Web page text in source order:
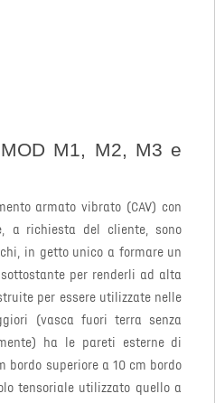
M1, M2, M3 e
armato vibrato (CAV) con
a richiesta del cliente, sono
in getto unico a formare un
per renderli ad alta
per essere utilizzate nelle
(vasca fuori terra senza
ha le pareti esterne di
bordo superiore a 10 cm bordo
tensoriale utilizzato quello a